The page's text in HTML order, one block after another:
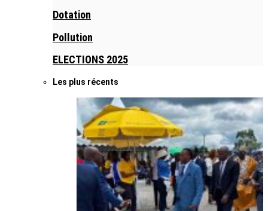
Dotation
Pollution
ELECTIONS 2025
Les plus récents